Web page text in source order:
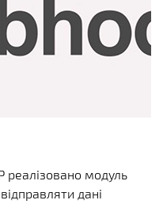
реалізовано модуль
дані